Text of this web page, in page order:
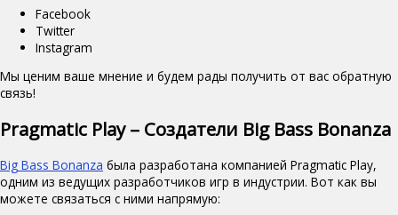
Facebook
Twitter
Instagram
Мы ценим ваше мнение и будем рады получить от вас обратную
связь!
Pragmatic Play – Создатели Big Bass Bonanza
Big Bass Bonanza была разработана компанией Pragmatic Play,
одним из ведущих разработчиков игр в индустрии. Вот как вы
можете связаться с ними напрямую: